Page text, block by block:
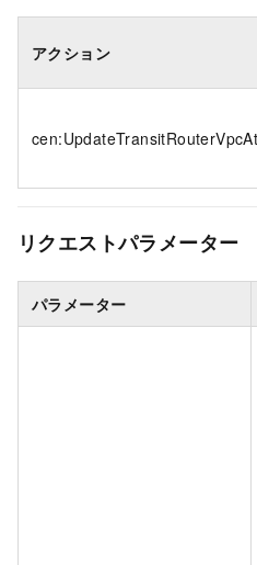
アクション
リクエストパラメーター
パラメーター